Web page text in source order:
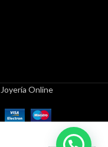
Online
Embalaje